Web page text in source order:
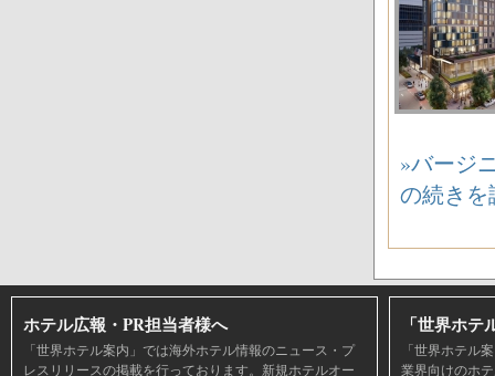
»バージ
の続きを
ホテル広報・PR担当者様へ
「世界ホテル案内」では海外ホテル情報のニュース・プ
レスリリースの掲載を行っております。新規ホテルオー
「世界ホ
「世界ホテル
業界向けのホ